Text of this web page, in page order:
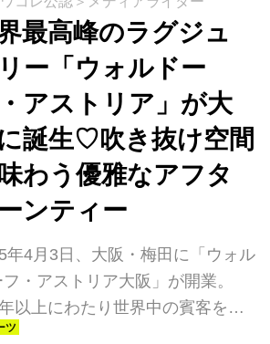
最高峰のラグジュ
ー「ウォルドー
アストリア」が大
誕生♡吹き抜け空間
わう優雅なアフタ
ンティー
年4月3日、大阪・梅田に「ウォル
フ・アストリア大阪」が開業。
以上にわたり世界中の賓客を魅
きた世界最高峰のラグジュアリ